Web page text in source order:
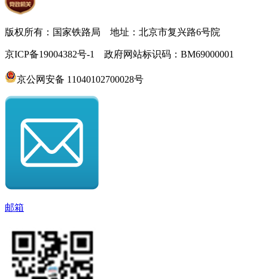
版权所有：国家铁路局 地址：北京市复兴路6号院
京ICP备19004382号-1 政府网站标识码：BM69000001
京公网安备 11040102700028号
邮箱